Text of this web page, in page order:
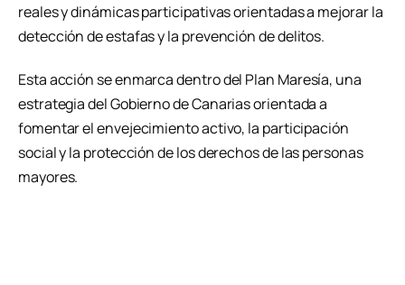
reales y dinámicas participativas orientadas a mejorar la
detección de estafas y la prevención de delitos.
Esta acción se enmarca dentro del Plan Maresía, una
estrategia del Gobierno de Canarias orientada a
fomentar el envejecimiento activo, la participación
social y la protección de los derechos de las personas
mayores.